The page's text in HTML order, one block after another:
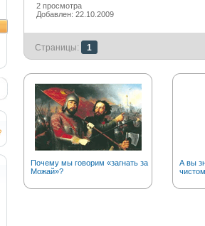
2 просмотра
Добавлен: 22.10.2009
Страницы: 1
Почему мы говорим «загнать за
Можай»?
А вы